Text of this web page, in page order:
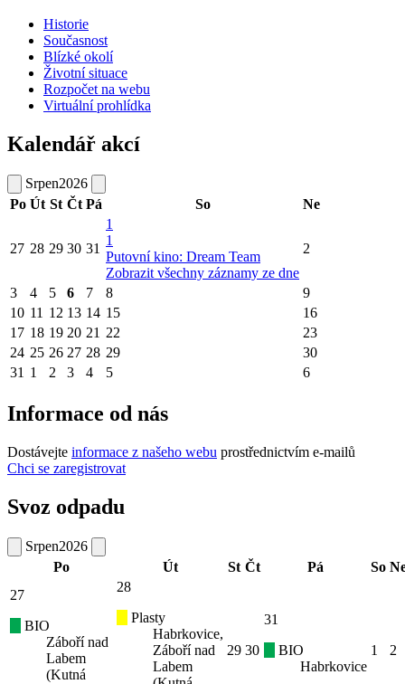
Historie
Současnost
Blízké okolí
Životní situace
Rozpočet na webu
Virtuální prohlídka
Kalendář akcí
Srpen2026
Po Út St Čt Pá So Ne
27 28 29 30 31
1
1
Putovní kino: Dream Team
Zobrazit všechny záznamy ze dne
2
3 4 5 6 7 8
9
10 11 12 13 14 15
16
17 18 19 20 21 22
23
24 25 26 27 28 29
30
31 1 2 3 4 5 6
Informace od nás
Dostávejte informace z našeho webu prostřednictvím e-mailů
Chci se zaregistrovat
Svoz odpadu
Srpen2026
Po
Út St Čt Pá So
27
BIO
Záboří nad
Labem
(Kutná
28
Plasty
Habrkovice,
Záboří nad
Labem
29 30
31
BIO
Habrkovice
1 2